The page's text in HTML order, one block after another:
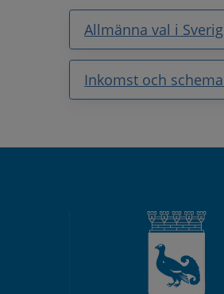
Allmänna val i
Inkomst och